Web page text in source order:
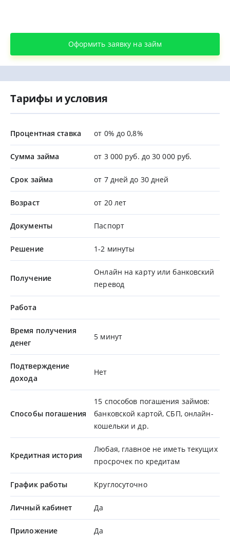
Оформить заявку на займ
Тарифы и условия
Процентная ставка от 0% до 0,8%
Сумма займа от 3 000 руб. до 30 000 руб.
Срок займа от 7 дней до 30 дней
Возраст от 20 лет
Документы Паспорт
Решение 1-2 минуты
Получение
Онлайн на карту или банковский
перевод
Работа
Время получения
денег
5 минут
Подтверждение
дохода
Нет
Способы погашения
15 способов погашения займов:
банковской картой, СБП, онлайн-
кошельки и др.
Кредитная история
Любая, главное не иметь текущих
просрочек по кредитам
График работы Круглосуточно
Личный кабинет Да
Приложение Да